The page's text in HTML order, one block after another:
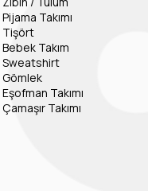
Pijama Takımı
Tişört
Bebek Takım
Sweatshirt
Gömlek
Eşofman Takımı
Çamaşır Takımı